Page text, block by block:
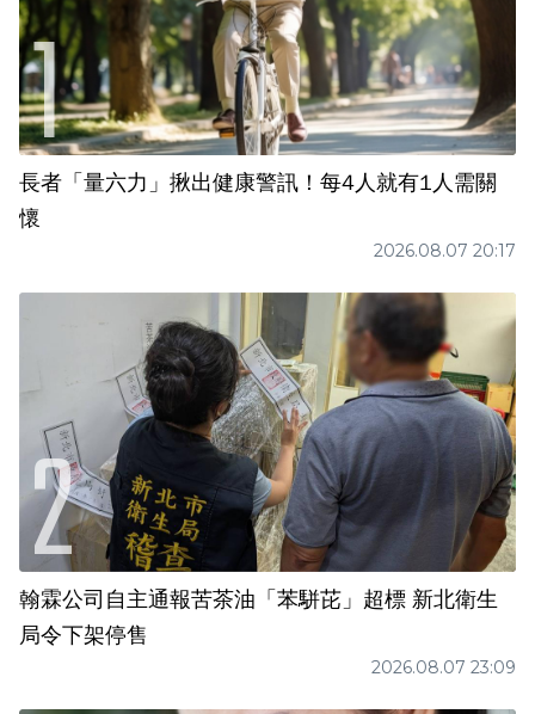
長者「量六力」揪出健康警訊！每4人就有1人需關
懷
2026.08.07 20:17
翰霖公司自主通報苦茶油「苯駢芘」超標 新北衛生
局令下架停售
2026.08.07 23:09